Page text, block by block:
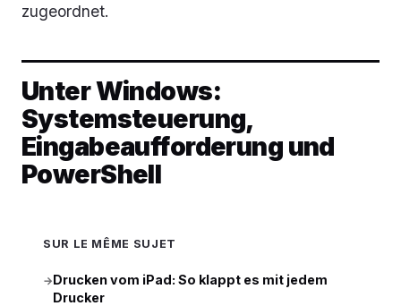
zugeordnet.
Unter Windows:
Systemsteuerung,
Eingabeaufforderung und
PowerShell
SUR LE MÊME SUJET
→Drucken vom iPad: So klappt es mit jedem
Drucker